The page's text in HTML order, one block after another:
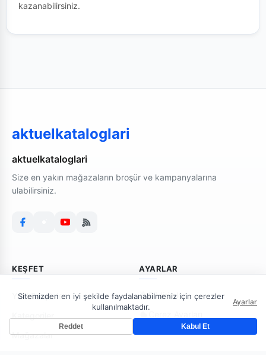
kazanabilirsiniz.
aktuelkataloglari
aktuelkataloglari
Size en yakın mağazaların broşür ve kampanyalarına
ulabilirsiniz.
KEŞFET
Yeni Broşürler
Mağazalar
AYARLAR
Bildirimler
Sitemizden en iyi şekilde faydalanabilmeniz için çerezler
kullanılmaktadır.
Ayarlar
Reddet Kabul Et